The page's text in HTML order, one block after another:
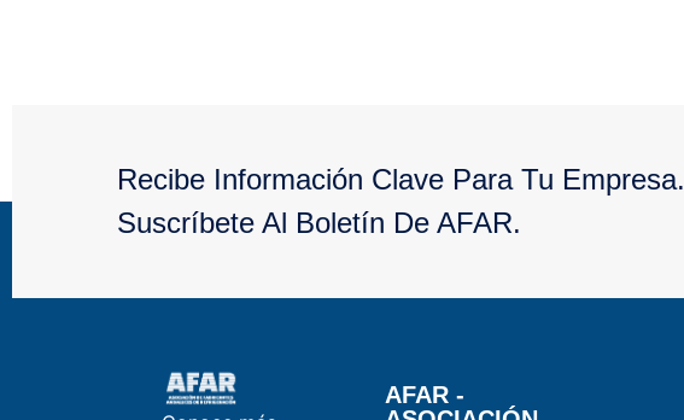
Recibe Información Clave Para Tu Empresa.
Suscríbete Al Boletín De AFAR.
AFAR -